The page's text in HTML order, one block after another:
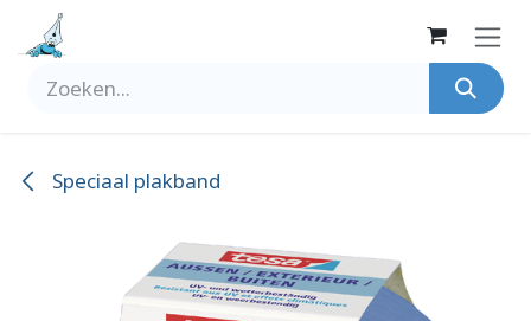
Overslaan naar inhoud
Speciaal plakband